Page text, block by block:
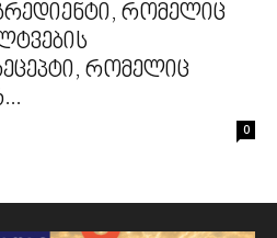
რომელიც
რომელიც
0